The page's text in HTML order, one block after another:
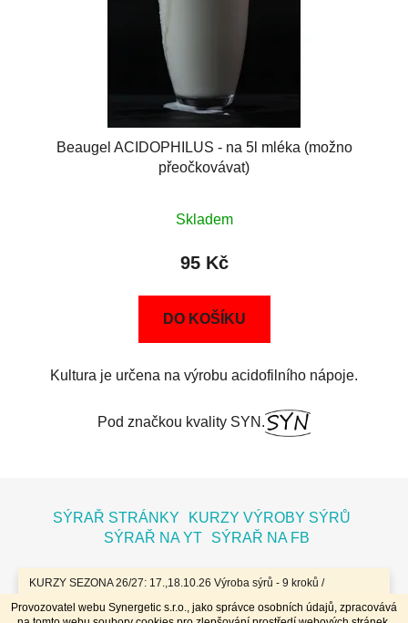
Provozovatel webu Synergetic s.r.o., jako správce osobních údajů, zpracovává
KURZY SEZONA 26/27: 17.,18.10.26 Výroba sýrů - 9 kroků /
7.11.26 Bochníky - tvrdé zrající sýry / 8.11.26 Jogurty, Zákysy, Kefír
a Tvaroh + Hnětené a Tažené sýry/ 23.,24.1.27 Sýry doma /
Beaugel ACIDOPHILUS - na 5l mléka (možno
přeočkovávat)
Skladem
95 Kč
DO KOŠÍKU
Kultura je určena na výrobu acidofilního nápoje.
Pod značkou kvality SYN.
SÝRAŘ STRÁNKY
KURZY VÝROBY SÝRŮ
SÝRAŘ NA YT
SÝRAŘ NA FB